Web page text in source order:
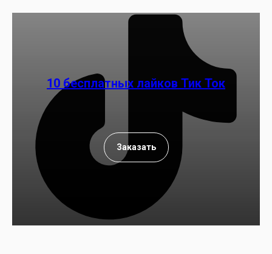
10 бесплатных лайков Тик Ток
Заказать